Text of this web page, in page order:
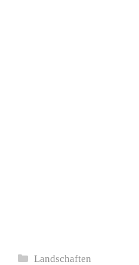
Kategorien
Landschaften